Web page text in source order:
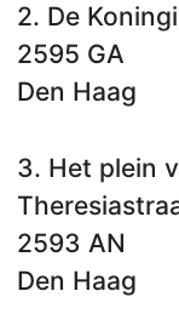
2. De
2595 GA
Den Haag
3. Het plein
2593 AN
Den Haag